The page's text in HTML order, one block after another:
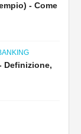
- Come
Definizione,